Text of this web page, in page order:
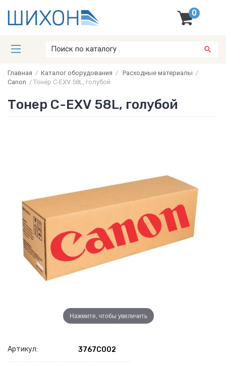
0
Главная / Каталог оборудования / Расходные материалы /
Canon / Тонер C-EXV 58L, голубой
Тонер C-EXV 58L, голубой
Нажмите, чтобы увеличить
Артикул: 3767C002